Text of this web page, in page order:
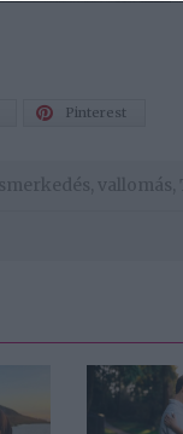
Pinterest
vallomás